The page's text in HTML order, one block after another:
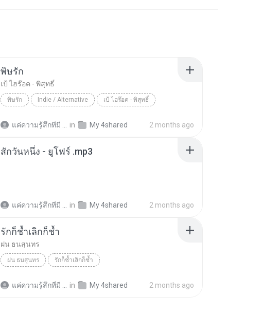
พิษรัก
เป้ ไฮร๊อค - พิสุทธิ์
พิษรัก Indie / Alternative เป้ ไฮร๊อค - พิสุทธิ์
แค่ความรู้สึกที่มี น. in My 4shared 2 months ago
สักวันหนึ่ง - ยูโฟร์ .mp3
แค่ความรู้สึกที่มี น. in My 4shared 2 months ago
รักก็ช้ำเลิกก็ช้ำ
ฝน ธนสุนทร
ฝน ธนสุนทร รักก็ช้ำเลิกก็ช้ำ
แค่ความรู้สึกที่มี น. in My 4shared 2 months ago